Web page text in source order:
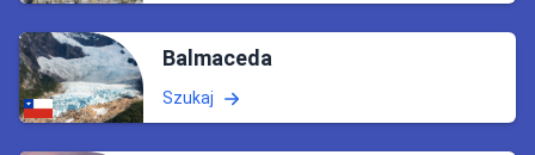
Balmaceda
Szukaj